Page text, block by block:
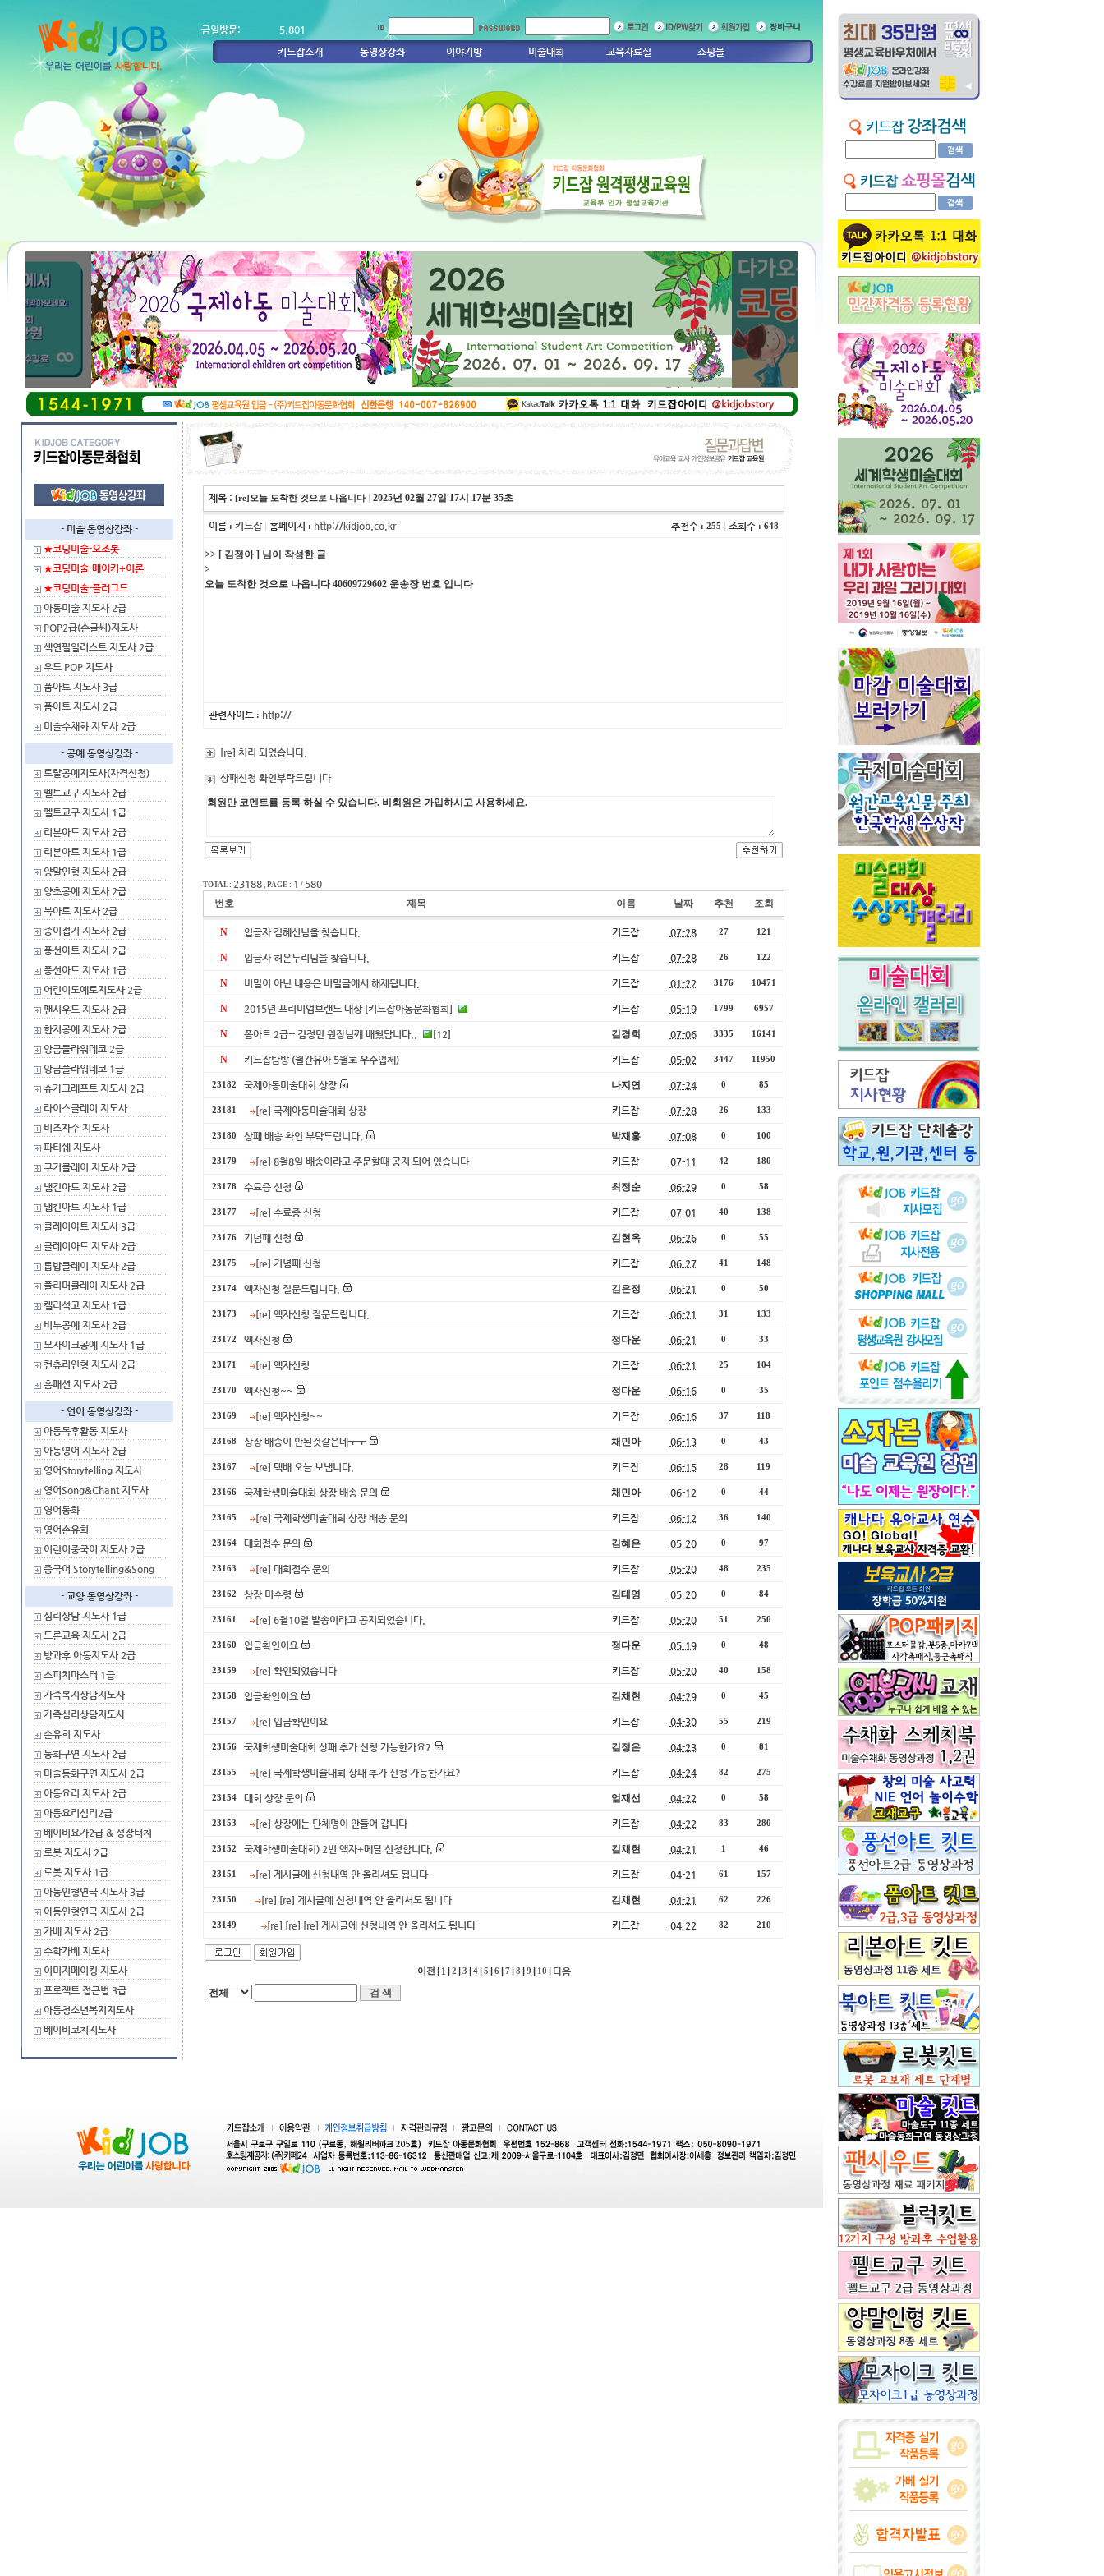
금일방문:
5,801
키드잡소개
동영상강좌 이야기방 미술대회 교육자료실 쇼핑몰
1 2 3 4
- 미술 동영상강좌 -
★코딩미술-오조봇
★코딩미술-메이키+이론
★코딩미술-플러그드
아동미술 지도사 2급
POP2급(손글씨)지도사
색연필일러스트 지도사 2급
우드 POP 지도사
폼아트 지도사 3급
폼아트 지도사 2급
미술수채화 지도사 2급
- 공예 동영상강좌 -
토탈공예지도사(자격신청)
펠트교구 지도사 2급
펠트교구 지도사 1급
리본아트 지도사 2급
리본아트 지도사 1급
양말인형 지도사 2급
양초공예 지도사 2급
북아트 지도사 2급
종이접기 지도사 2급
풍선아트 지도사 2급
풍선아트 지도사 1급
어린이도예토지도사 2급
팬시우드 지도사 2급
한지공예 지도사 2급
앙금플라워데코 2급
앙금플라워데코 1급
슈가크래프트 지도사 2급
라이스클레이 지도사
비즈자수 지도사
파티쉐 지도사
쿠키클레이 지도사 2급
냅킨아트 지도사 2급
냅킨아트 지도사 1급
클레이아트 지도사 3급
클레이아트 지도사 2급
톱밥클레이 지도사 2급
폴리머클레이 지도사 2급
캘리석고 지도사 1급
비누공예 지도사 2급
모자이크공예 지도사 1급
컨츄리인형 지도사 2급
홈패션 지도사 2급
- 언어 동영상강좌 -
아동독후활동 지도사
아동영어 지도사 2급
영어Storytelling 지도사
영어Song&Chant 지도사
영어동화
영어손유희
어린이중국어 지도사 2급
중국어 Storytelling&Song
- 교양 동영상강좌 -
심리상담 지도사 1급
드론교육 지도사 2급
방과후 아동지도사 2급
스피치마스터 1급
가족복지상담지도사
가족심리상담지도사
손유희 지도사
동화구연 지도사 2급
마술동화구연 지도사 2급
아동요리 지도사 2급
아동요리심리2급
베이비요가2급 & 성장터치
로봇 지도사 2급
로봇 지도사 1급
아동인형연극 지도사 3급
아동인형연극 지도사 2급
가베 지도사 2급
수학가베 지도사
이미지메이킹 지도사
프로젝트 접근법 3급
아동청소년복지지도사
베이비코치지도사
제목 : [re]오늘 도착한 것으로 나옵니다 2025년 02월 27일 17시 17분 35초
이름 : 키드잡 홈페이지 : http://kidjob.co.kr 추천수 : 255 조회수 : 648
>> [ 김정아 ] 님이 작성한 글
>
오늘 도착한 것으로 나옵니다 40609729602 운송장 번호 입니다
관련사이트 : http://
[re] 처리 되었습니다.
상패신청 확인부탁드립니다
TOTAL : 23188 , PAGE : 1 / 580
번호
제목 이름 날짜 추천 조회
N 입금자 김혜선님을 찾습니다. 키드잡 07-28 27 121
N 입금자 허온누리님을 찾습니다. 키드잡 07-28 26 122
N 비밀이 아닌 내용은 비밀글에서 해제됩니다. 키드잡 01-22 3176 10471
N 2015년 프리미엄브랜드 대상 [키드잡아동문화협회] 키드잡 05-19 1799 6957
N 폼아트 2급-- 김정민 원장님께 배웠답니다.. [12] 김경희 07-06 3335 16141
N 키드잡탐방 (월간유아 5월호 우수업체) 키드잡 05-02 3447 11950
23182 국제아동미술대회 상장 나지연 07-24 0 85
23181 [re] 국제아동미술대회 상장 키드잡 07-28 26 133
23180 상패 배송 확인 부탁드립니다. 박재홍 07-08 0 100
23179 [re] 8월8일 배송이라고 주문할때 공지 되어 있습니다 키드잡 07-11 42 180
23178 수료증 신청 최정순 06-29 0 58
23177 [re] 수료증 신청 키드잡 07-01 40 138
23176 기념패 신청 김현옥 06-26 0 55
23175 [re] 기념패 신청 키드잡 06-27 41 148
23174 액자신청 질문드립니다. 김은정 06-21 0 50
23173 [re] 액자신청 질문드립니다. 키드잡 06-21 31 133
23172 액자신청 정다운 06-21 0 33
23171 [re] 액자신청 키드잡 06-21 25 104
23170 액자신청~~ 정다운 06-16 0 35
23169 [re] 액자신청~~ 키드잡 06-16 37 118
23168 상장 배송이 안된것같은데ㅜㅜ 채민아 06-13 0 43
23167 [re] 택배 오늘 보냅니다. 키드잡 06-15 28 119
23166 국제학생미술대회 상장 배송 문의 채민아 06-12 0 44
23165 [re] 국제학생미술대회 상장 배송 문의 키드잡 06-12 36 140
23164 대회접수 문의 김혜은 05-20 0 97
23163 [re] 대회접수 문의 키드잡 05-20 48 235
23162 상장 미수령 김태영 05-20 0 84
23161 [re] 6월10일 발송이라고 공지되었습니다. 키드잡 05-20 51 250
23160 입금확인이요 정다운 05-19 0 48
23159 [re] 확인되었습니다 키드잡 05-20 40 158
23158 입금확인이요 김채현 04-29 0 45
23157 [re] 입금확인이요 키드잡 04-30 55 219
23156 국제학생미술대회 상패 추가 신청 가능한가요? 김정은 04-23 0 81
23155 [re] 국제학생미술대회 상패 추가 신청 가능한가요? 키드잡 04-24 82 275
23154 대회 상장 문의 엄재선 04-22 0 58
23153 [re] 상장에는 단체명이 안들어 갑니다 키드잡 04-22 83 280
23152 국제학생미술대회) 2번 액자+메달 신청합니다. 김채현 04-21 1 46
23151 [re] 게시글에 신청내역 안 올리셔도 됩니다 키드잡 04-21 61 157
23150 [re] [re] 게시글에 신청내역 안 올리셔도 됩니다 김채현 04-21 62 226
23149 [re] [re] [re] 게시글에 신청내역 안 올리셔도 됩니다 키드잡 04-22 82 210
이전 1 2 3 4 5 6 7 8 9 10 다음